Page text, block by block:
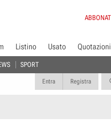
SPORT
Listino Usato Quotazioni
Entra Registra